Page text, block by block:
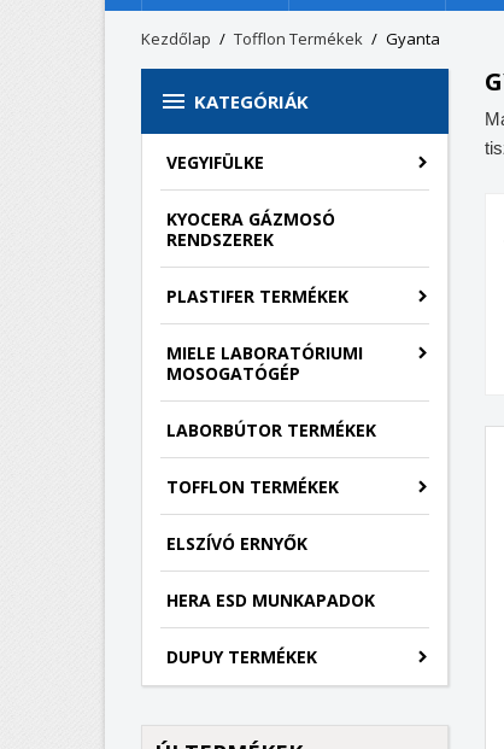
Kezdőlap Tofflon Termékek Gyanta
 KATEGÓRIÁK
VEGYIFÜLKE
KYOCERA GÁZMOSÓ
RENDSZEREK
PLASTIFER TERMÉKEK
MIELE LABORATÓRIUMI
MOSOGATÓGÉP
LABORBÚTOR TERMÉKEK
TOFFLON TERMÉKEK
ELSZÍVÓ ERNYŐK
HERA ESD MUNKAPADOK
DUPUY TERMÉKEK